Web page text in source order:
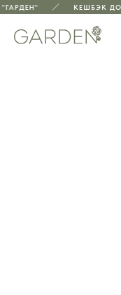
КЕШБЭК ДО